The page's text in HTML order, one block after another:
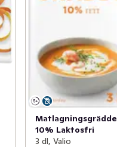
Matlagningsgrädde
10% Laktosfri
3 dl, Valio